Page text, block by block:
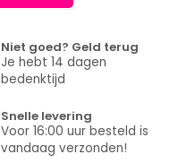
Niet goed? Geld terug
Je hebt 14 dagen
bedenktijd
Snelle levering
Voor 16:00 uur besteld is
vandaag verzonden!